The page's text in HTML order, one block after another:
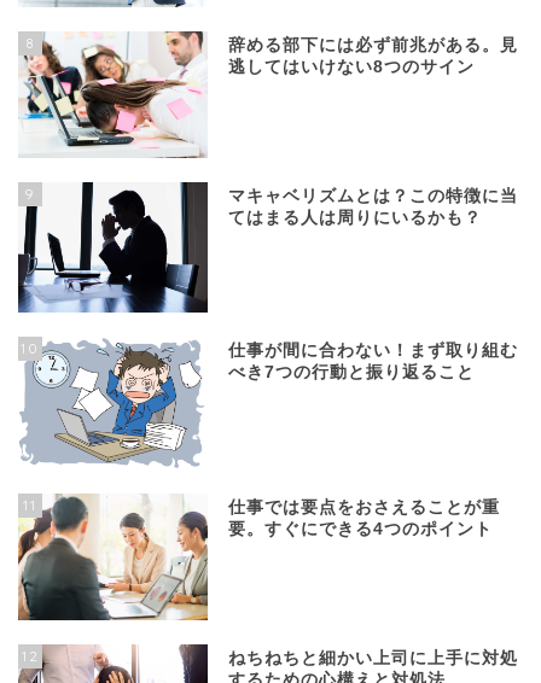
8
辞める部下には必ず前兆がある。見
逃してはいけない8つのサイン
9
マキャベリズムとは？この特徴に当
てはまる人は周りにいるかも？
10
仕事が間に合わない！まず取り組む
べき7つの行動と振り返ること
11
仕事では要点をおさえることが重
要。すぐにできる4つのポイント
12
ねちねちと細かい上司に上手に対処